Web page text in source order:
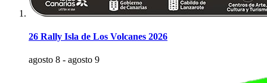
26 Rally Isla de Los Volcanes 2026
agosto 8 - agosto 9